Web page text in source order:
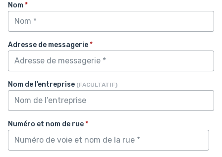
Nom*
Adresse de messagerie*
Nom de l’entreprise (FACULTATIF)
Numéro et nom de rue*